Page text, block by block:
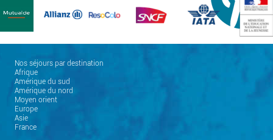
Nos séjours par destination
Afrique
Amérique du sud
Amérique du nord
Moyen orient
Europe
Asie
France